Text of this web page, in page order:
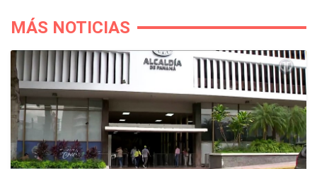
MÁS NOTICIAS